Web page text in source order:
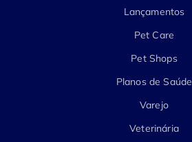
Lançamentos
Pet Care
Pet Shops
Planos de Saúde
Varejo
Veterinária